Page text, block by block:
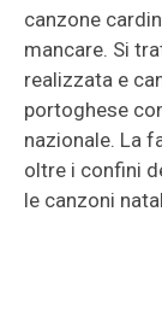
canzone
mancare. Si
realizzata e
portoghese
nazionale. La
oltre i confini
le canzoni